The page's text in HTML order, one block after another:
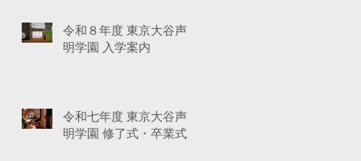
令和８年度 東京大谷声
明学園 入学案内
令和七年度 東京大谷声
明学園 修了式・卒業式